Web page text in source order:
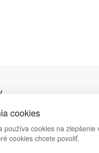
údajov
podmienky
cookies
používa cookies na zlepšenie
cookies chcete povoliť.